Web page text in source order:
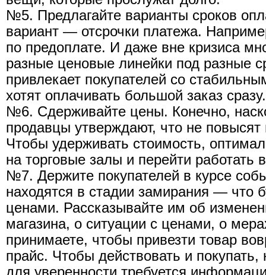
№5. Предлагайте варианты сроков
вариант — отсрочки платежа.
по предоплате. И даже вне кризиса
разные ценовые линейки под разные
привлекает покупателей со
хотят оплачивать большой заказ сразу.
№6. Сдерживайте цены. Конечно,
продавцы утверждают, что не
Чтобы удерживать стоимость,
на торговые залы и перейти работать
№7. Держите покупателей в курсе
находятся в стадии замирания — что
ценами. Рассказывайте им об
магазина, о ситуации с ценами, о
принимаете, чтобы привезти товар
прайс. Чтобы действовать и покупать,